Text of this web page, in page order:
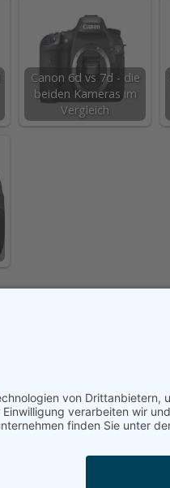
Canon 6d vs 7d - die
beiden Kameras im
Vergleich